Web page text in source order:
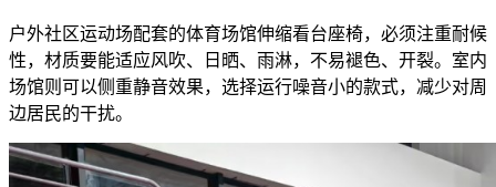
户外社区运动场配套的体育场馆伸缩看台座椅，必须注重耐候
性，材质要能适应风吹、日晒、雨淋，不易褪色、开裂。室内
场馆则可以侧重静音效果，选择运行噪音小的款式，减少对周
边居民的干扰。